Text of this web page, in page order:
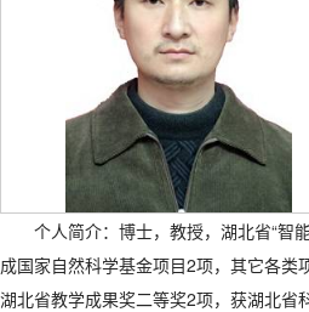
个人简介：博士，教授，湖北省“智
成国家自然科学基金项目2项，其它各
湖北省教学成果奖二等奖2项，获湖北省